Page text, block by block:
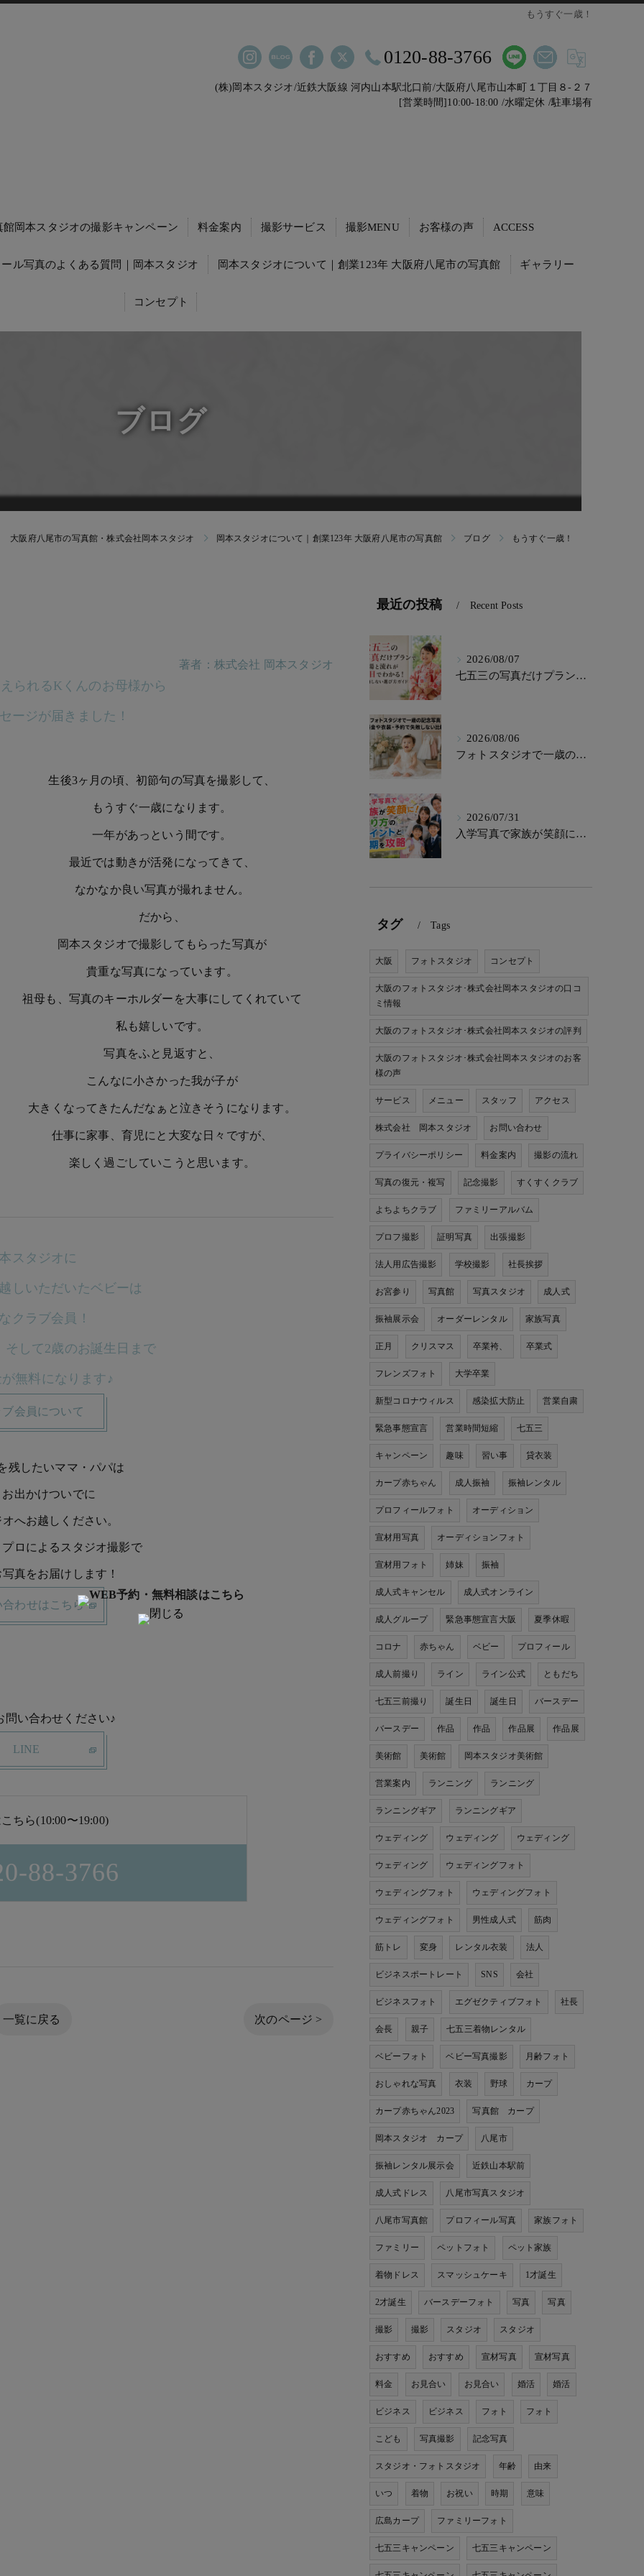
もうすぐ一歳！
0120-88-3766
(株)岡本スタジオ/近鉄大阪線 河内山本駅北口前/大阪府八尾市山本町１丁目８-２７
[営業時間]10:00-18:00 /水曜定休 /駐車場有
岡本スタジオの撮影キャンペーン 料金案内 撮影サービス 撮影MENU お客様の声 ACCESS
ル写真のよくある質問｜岡本スタジオ 岡本スタジオについて｜創業123年 大阪府八尾市の写真館 ギャラリー
コンセプト
ブログ
大阪府八尾市の写真館・株式会社岡本スタジオ 岡本スタジオについて｜創業123年 大阪府八尾市の写真館 ブログ もうすぐ一歳！
著者：株式会社 岡本スタジオ
られるKくんのお母様から
ージが届きました！
生後3ヶ月の頃、初節句の写真を撮影して、
もうすぐ一歳になります。
一年があっという間です。
最近では動きが活発になってきて、
なかなか良い写真が撮れません。
だから、
岡本スタジオで撮影してもらった写真が
貴重な写真になっています 。
祖母も、 写真のキーホルダーを大事にしてくれていて
私も嬉しいです。
写真をふと見返すと、
こんなに小さかった我が子が
大きくなってきたんだなぁと泣きそう になります。
仕事に家事、育児にと大変な日々ですが、
楽しく過ごしていこうと思います。
スタジオに
しいただいたベビーは
クラブ会員！
そして2歳のお誕生日まで
無料になります♪
会員について
残したいママ・パパは
出かけついでに
へお越しください。
ロによるスタジオ撮影で
真をお届けします！
合わせはこちら
問い合わせください♪
LINE
ちら(10:00〜19:00)
88-3766
一覧に戻る 次のページ >
最近の投稿 Recent Posts
2026/08/07
七五三の写真だけプランで相場と流れが一目でわかる！後悔しない選び方ガイド
2026/08/06
フォトスタジオで一歳の記念写真！料金や衣装・予約で失敗しない比較術
2026/07/31
入学写真で家族が笑顔に！撮り方のポイントと時期を攻略
タグ Tags
大阪 フォトスタジオ コンセプト
大阪のフォトスタジオ･株式会社岡本スタジオの口コ
ミ情報
大阪のフォトスタジオ･株式会社岡本スタジオの評判
大阪のフォトスタジオ･株式会社岡本スタジオのお客
様の声
サービス メニュー スタッフ アクセス
株式会社 岡本スタジオ お問い合わせ
プライバシーポリシー 料金案内 撮影の流れ
写真の復元・複写 記念撮影 すくすくクラブ
よちよちクラブ ファミリーアルバム
プロフ撮影 証明写真 出張撮影
法人用広告撮影 学校撮影 社長挨拶
お宮参り 写真館 写真スタジオ 成人式
振袖展示会 オーダーレンタル 家族写真
正月 クリスマス 卒業袴、 卒業式
フレンズフォト 大学卒業
新型コロナウィルス 感染拡大防止 営業自粛
緊急事態宣言 営業時間短縮 七五三
キャンペーン 趣味 習い事 貸衣装
カープ赤ちゃん 成人振袖 振袖レンタル
プロフィールフォト オーディション
宣材用写真 オーディションフォト
宣材用フォト 姉妹 振袖
成人式キャンセル 成人式オンライン
成人グループ 緊急事態宣言大阪 夏季休暇
コロナ 赤ちゃん ベビー プロフィール
成人前撮り ライン ライン公式 ともだち
七五三前撮り 誕生日 誕生日 バースデー
バースデー 作品 作品 作品展 作品展
美術館 美術館 岡本スタジオ美術館
営業案内 ランニング ランニング
ランニングギア ランニングギア
ウェディング ウェディング ウェディング
ウェディング ウェディングフォト
ウェディングフォト ウェディングフォト
ウェディングフォト 男性成人式 筋肉
筋トレ 変身 レンタル衣装 法人
ビジネスポートレート SNS 会社
ビジネスフォト エグゼクティブフォト 社長
会長 親子 七五三着物レンタル
ベビーフォト ベビー写真撮影 月齢フォト
おしゃれな写真 衣装 野球 カープ
カープ赤ちゃん2023 写真館 カープ
岡本スタジオ カープ 八尾市
振袖レンタル展示会 近鉄山本駅前
成人式ドレス 八尾市写真スタジオ
八尾市写真館 プロフィール写真 家族フォト
ファミリー ペットフォト ペット家族
着物ドレス スマッシュケーキ 1才誕生
2才誕生 バースデーフォト 写真 写真
撮影 撮影 スタジオ スタジオ
おすすめ おすすめ 宣材写真 宣材写真
料金 お見合い お見合い 婚活 婚活
ビジネス ビジネス フォト フォト
こども 写真撮影 記念写真
スタジオ・フォトスタジオ 年齢 由来
いつ 着物 お祝い 時期 意味
広島カープ ファミリーフォト
七五三キャンペーン 七五三キャンペーン